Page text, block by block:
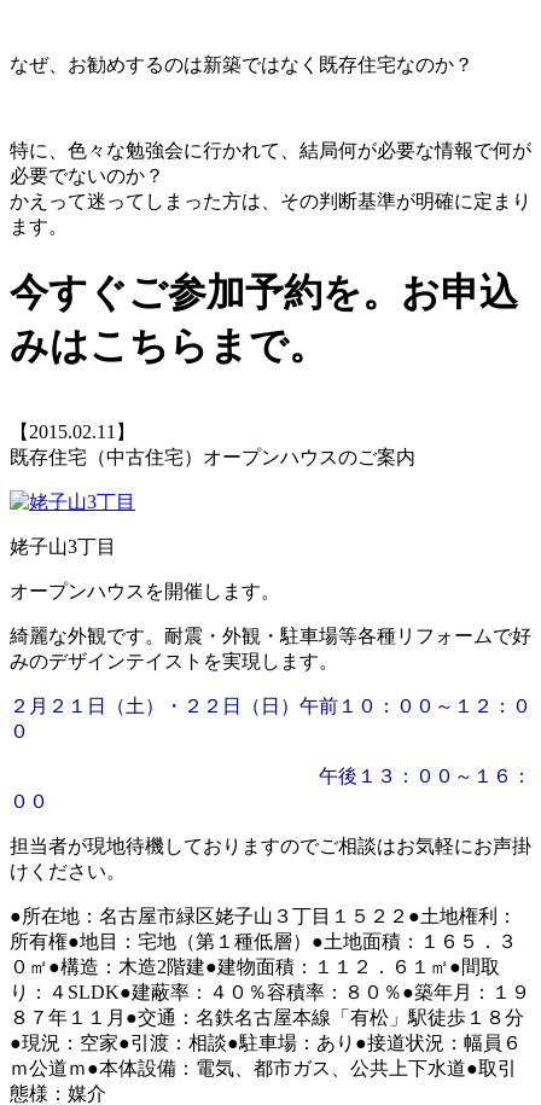
なぜ、お勧めするのは新築ではなく既存住宅なのか？
特に、色々な勉強会に行かれて、結局何が必要な情報で何が
必要でないのか？
かえって迷ってしまった方は、その判断基準が明確に定まり
ます。
今すぐご参加予約を。お申込
みはこちらまで。
【2015.02.11】
既存住宅（中古住宅）オープンハウスのご案内
姥子山3丁目
オープンハウスを開催します。
綺麗な外観です。耐震・外観・駐車場等各種リフォームで好
みのデザインテイストを実現します。
２月２１日（土）・２２日（日）午前１０：００～１２：０
０
午後１３：００～１６：
００
担当者が現地待機しておりますのでご相談はお気軽にお声掛
けください。
●所在地：名古屋市緑区姥子山３丁目１５２２●土地権利：
所有権●地目：宅地（第１種低層）●土地面積：１６５．３
０㎡●構造：木造2階建●建物面積：１１２．６１㎡●間取
り：４SLDK●建蔽率：４０％容積率：８０％●築年月：１９
８７年１１月●交通：名鉄名古屋本線「有松」駅徒歩１８分
●現況：空家●引渡：相談●駐車場：あり●接道状況：幅員６
ｍ公道ｍ●本体設備：電気、都市ガス、公共上下水道●取引
態様：媒介